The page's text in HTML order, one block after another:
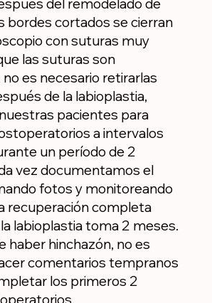
bordes cortados se cierran
con suturas muy
las suturas son
es necesario retirarlas
de la labioplastia,
pacientes para
a intervalos
un período de 2
vez documentamos el
fotos y monitoreando
recuperación completa
labioplastia toma 2 meses.
haber hinchazón, no es
comentarios tempranos
los primeros 2